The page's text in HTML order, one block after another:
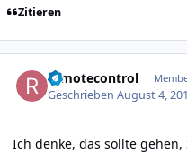
Zitieren
remotecontrol
GeschriebenAugust 4,
Ich denke, das sollte